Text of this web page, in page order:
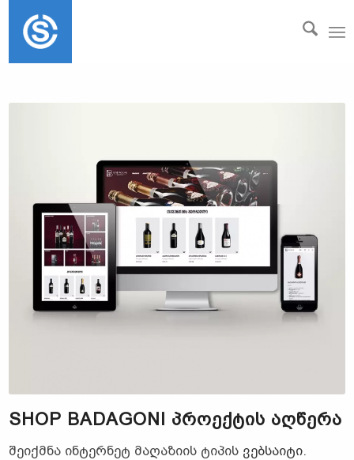
SHOP BADAGONI ᲞᲠᲝᲔᲥᲢᲘᲡ ᲐᲦᲬᲔᲠᲐ
შეიქმნა ინტერნეტ მაღაზიის ტიპის ვებსაიტი.